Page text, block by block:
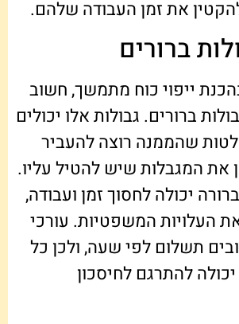
את זמן העבודה שלהם.
ברורים
ייפוי כוח מתמשך, חשוב
ברורים. גבולות אלו יכולים
שהממנה רוצה להעביר
את המגבלות שיש להטיל עליו.
יכולה לחסוך זמן ועבודה,
העלויות המשפטיות. עורכי
תשלום לפי שעה, ולכן כל
להתרגם לחיסכון